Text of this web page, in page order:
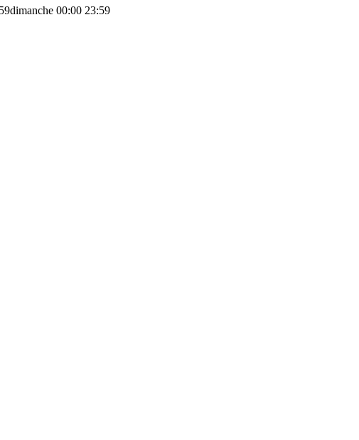
dimanche 00:00 23:59